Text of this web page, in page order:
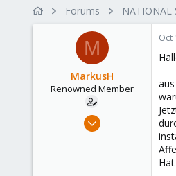
r
t
d
a
t
e
Forums NATIONAL
M
MarkusH
Renowned Member
Nov 30, 2011
Oct